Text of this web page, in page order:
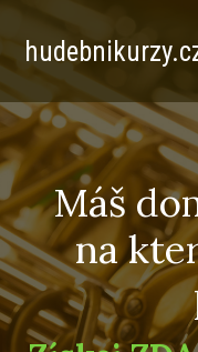
Máš
na